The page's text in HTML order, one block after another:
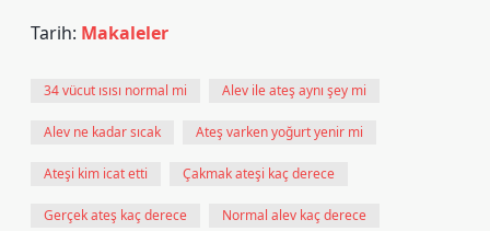
Tarih: Makaleler
34 vücut ısısı normal mi Alev ile ateş aynı şey mi
Alev ne kadar sıcak Ateş varken yoğurt yenir mi
Ateşi kim icat etti Çakmak ateşi kaç derece
Gerçek ateş kaç derece Normal alev kaç derece